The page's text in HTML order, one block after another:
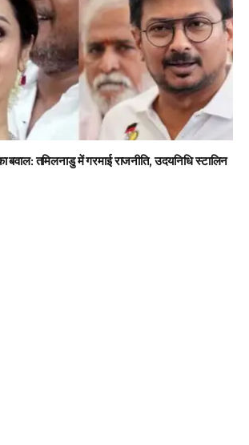
बवाल: तमिलनाडु में गरमाई राजनीति, उदयनिधि स्टालिन